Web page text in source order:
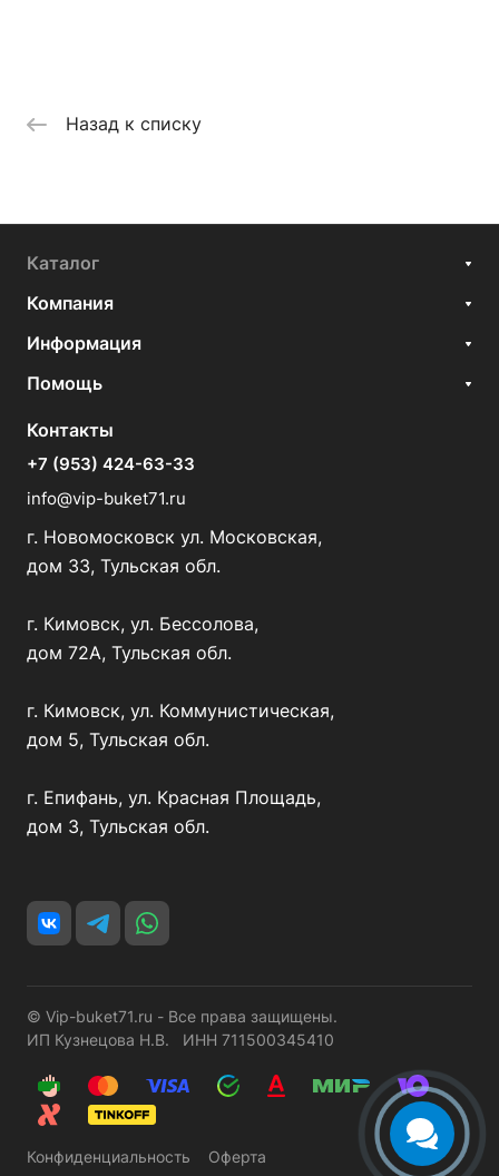
Назад к списку
Каталог
Компания
Информация
Помощь
Контакты
+7 (953) 424-63-33
info@vip-buket71.ru
г. Новомосковск ул. Московская,
дом 33, Тульская обл.
г. Кимовск, ул. Бессолова,
дом 72А, Тульская обл.
г. Кимовск, ул. Коммунистическая,
дом 5, Тульская обл.
г. Епифань, ул. Красная Площадь,
дом 3, Тульская обл.
© Vip-buket71.ru - Все права защищены.
ИП Кузнецова Н.В. ИНН 711500345410
Конфиденциальность Оферта